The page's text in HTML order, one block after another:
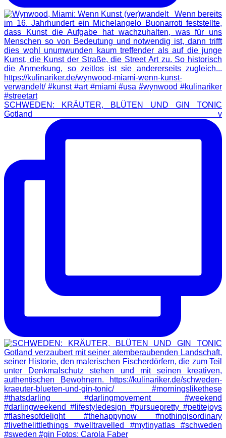
SCHWEDEN: KRÄUTER, BLÜTEN UND GIN TONIC
Gotland v